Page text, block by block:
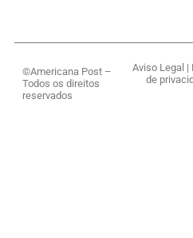
©Americana Post –
Todos os direitos
reservados
Aviso Legal |
de